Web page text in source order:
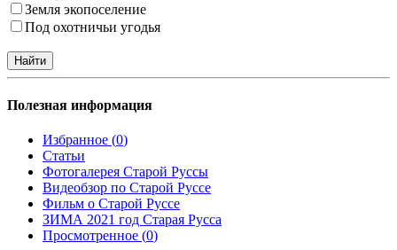
Земля экопоселение
Под охотничьи угодья
Полезная информация
Избранное (0)
Статьи
Фотогалерея Старой Руссы
Видеобзор по Старой Руссе
Фильм о Старой Руссе
ЗИМА 2021 год Старая Русса
Просмотренное (0)